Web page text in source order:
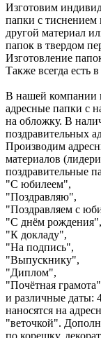
Изготовим
папки с тиснением
другой материал
папок в твердом
Изготовление
Также всегда есть
В нашей компании
адресные папки с
на обложку. В
поздравительных
Производим
материалов
поздравительные
"С юбилеем",
"Поздравляю",
"Поздравляем с
"С днём рождения",
"К докладу",
"На подпись",
"Выпускнику",
"Диплом",
"Почётная
и различные даты:
наносятся на
"веточкой".
по корешку,